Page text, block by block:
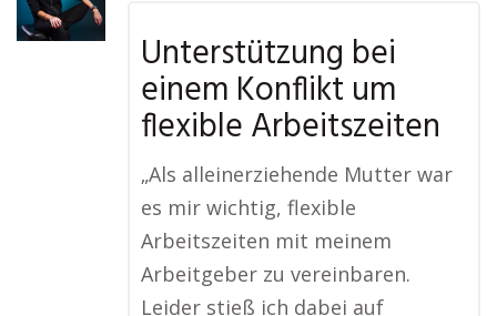
Unterstützung bei
einem Konflikt um
flexible Arbeitszeiten
„Als alleinerziehende Mutter war
es mir wichtig, flexible
Arbeitszeiten mit meinem
Arbeitgeber zu vereinbaren.
Leider stieß ich dabei auf